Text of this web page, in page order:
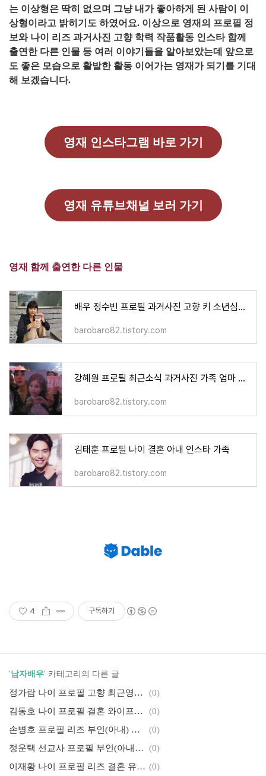
는 이상형은 딱히 없으며 그냥 내가 좋아하게 된 사람이 이
상형이라고 밝히기도 하였어요. 이상으로 영재의 프로필 정
보와 나이 리즈 과거사진 고향 학력 작품활동 인스타 함께
출연한 다른 인물 등 여러 이야기들을 알아보았는데 앞으로
도 좋은 모습으로 활발한 활동 이어가는 영재가 되기를 기대
해 보겠습니다.
영재 인스타그램 바로 가기
영재 유튜브채널 보러 가기
영재 함께 출연한 다른 인물
배우 정수빈 프로필 과거사진 고향 키 소년심판 작품활동 필모그래피
barobaro82.tistory.com
강혜원 프로필 최근소식 과거사진 가족 엄마 직캠 고향 학력
barobaro82.tistory.com
김태훈 프로필 나이 결혼 아내 인스타 가족
barobaro82.tistory.com
4 구독하기
'남자배우' 카테고리의 다른 글
정가람 나이 프로필 고향 최근영상 필모그래피 작품활동
(0)
김동호 나이 프로필 결혼 와이프(부인) 윤조 필모그래피 작품활동
(0)
손병호 프로필 리즈 부인(아내) 자녀 작품활동 필모그래피 수상
(0)
정운택 선교사 프로필 부인(아내) 자녀 근황 필모그래피 작품활동
(0)
이재황 나이 프로필 리즈 결혼 유다솜 근황 최근영상 작품활동 (0)